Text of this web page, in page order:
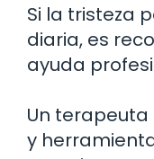
Si la tristeza
diaria, es
ayuda
Un
y